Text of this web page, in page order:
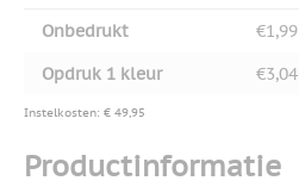
Onbedrukt €1,99
Opdruk 1 kleur
€3,04
Instelkosten: € 49,95
Productinformatie